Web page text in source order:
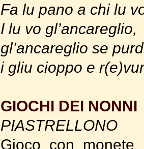
Fa lu pano a chi lu
I lu vo gl’ancareglio,
gl’ancareglio se
i gliu cioppo e
GIOCHI DEI NONNI
PIASTRELLONO
Gioco con monete